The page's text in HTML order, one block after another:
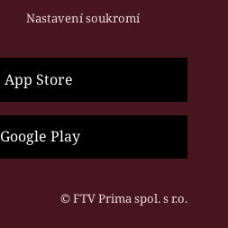
Nastavení soukromí
App Store
Google Play
© FTV Prima spol. s r.o.